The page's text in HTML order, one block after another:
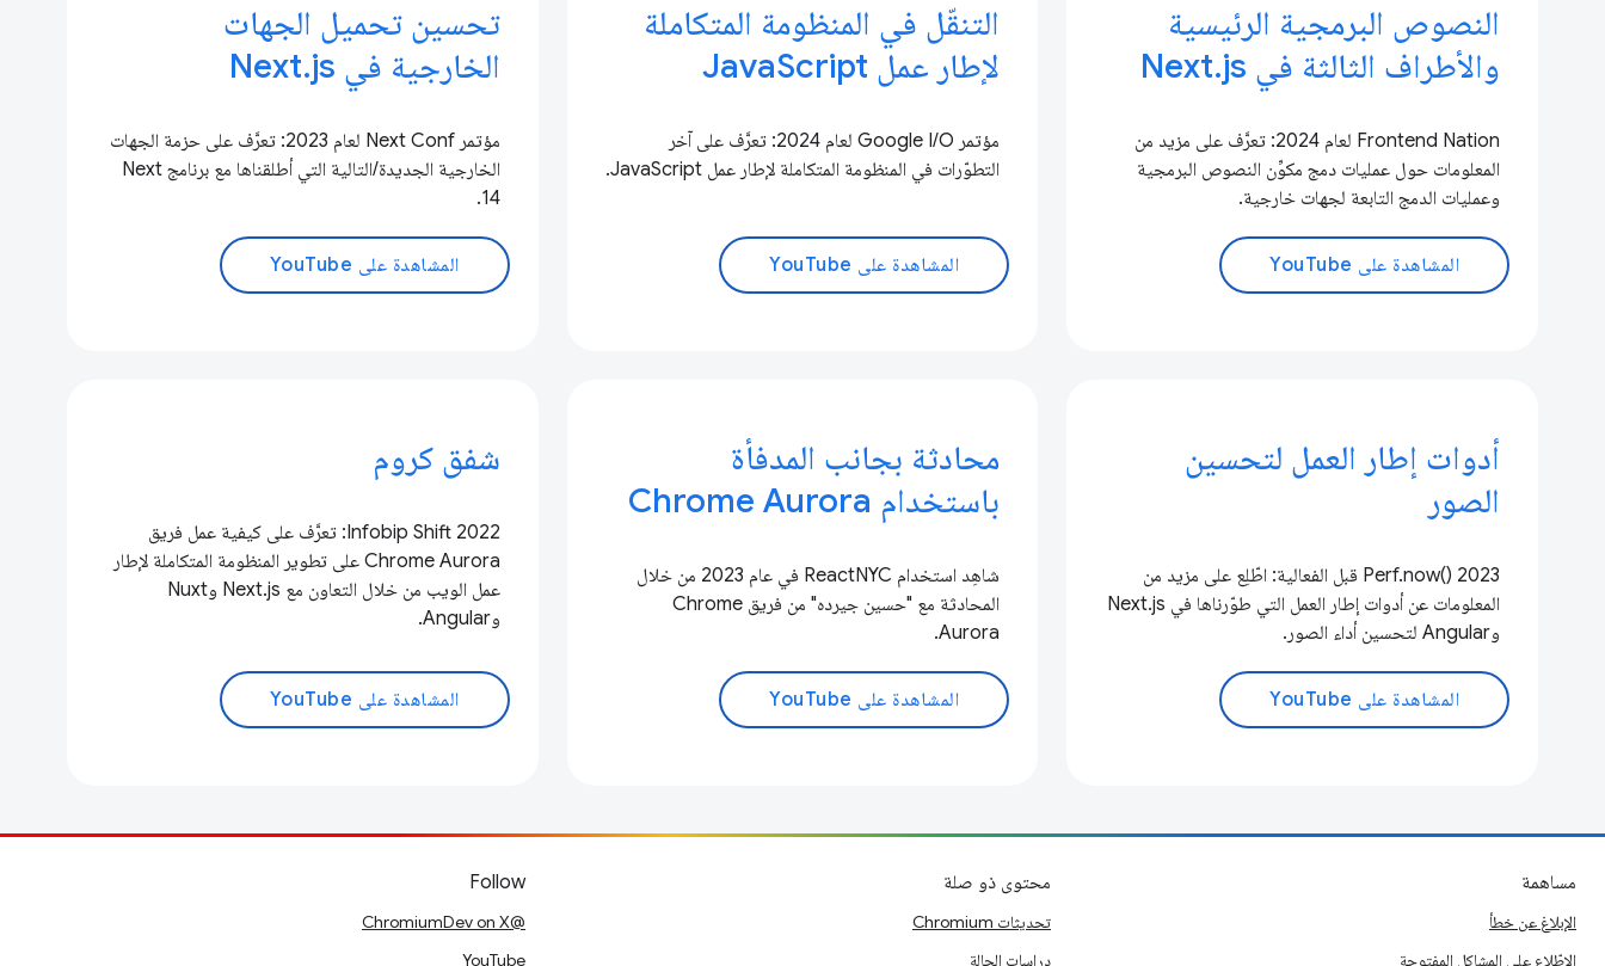
النصوص البرمجية الرئيسية
والأطراف الثالثة في Next.js
Frontend Nation لعام 2024: تعرَّف على مزيد من
المعلومات حول عمليات دمج مكوِّن النصوص البرمجية
وعمليات الدمج التابعة لجهات خارجية.
المشاهدة على YouTube
التنقّل في المنظومة المتكاملة
لإطار عمل JavaScript
مؤتمر Google I/O لعام 2024: تعرَّف على آخر
التطوّرات في المنظومة المتكاملة لإطار عمل JavaScript.
المشاهدة على YouTube
تحسين تحميل الجهات
الخارجية في Next.js
مؤتمر Next Conf لعام 2023: تعرَّف على حزمة الجهات
الخارجية الجديدة/التالية التي أطلقناها مع برنامج Next
14.
المشاهدة على YouTube
أدوات إطار العمل لتحسين
الصور
Perf.now() 2023 قبل الفعالية: اطّلِع على مزيد من
المعلومات عن أدوات إطار العمل التي طوّرناها في Next.js
وAngular لتحسين أداء الصور.
المشاهدة على YouTube
محادثة بجانب المدفأة
باستخدام Chrome Aurora
شاهِد استخدام ReactNYC في عام 2023 من خلال
المحادثة مع "حسين جيرده" من فريق Chrome
Aurora.
المشاهدة على YouTube
شفق كروم
Infobip Shift 2022: تعرَّف على كيفية عمل فريق
Chrome Aurora على تطوير المنظومة المتكاملة لإطار
عمل الويب من خلال التعاون مع Next.js وNuxt
وAngular.
المشاهدة على YouTube
مساهمة
الإبلاغ عن خطأ
الاطّلاع على المشاكل المفتوحة
محتوى ذو صلة
تحديثات Chromium
دراسات الحالة
Follow
@ChromiumDev on X
YouTube